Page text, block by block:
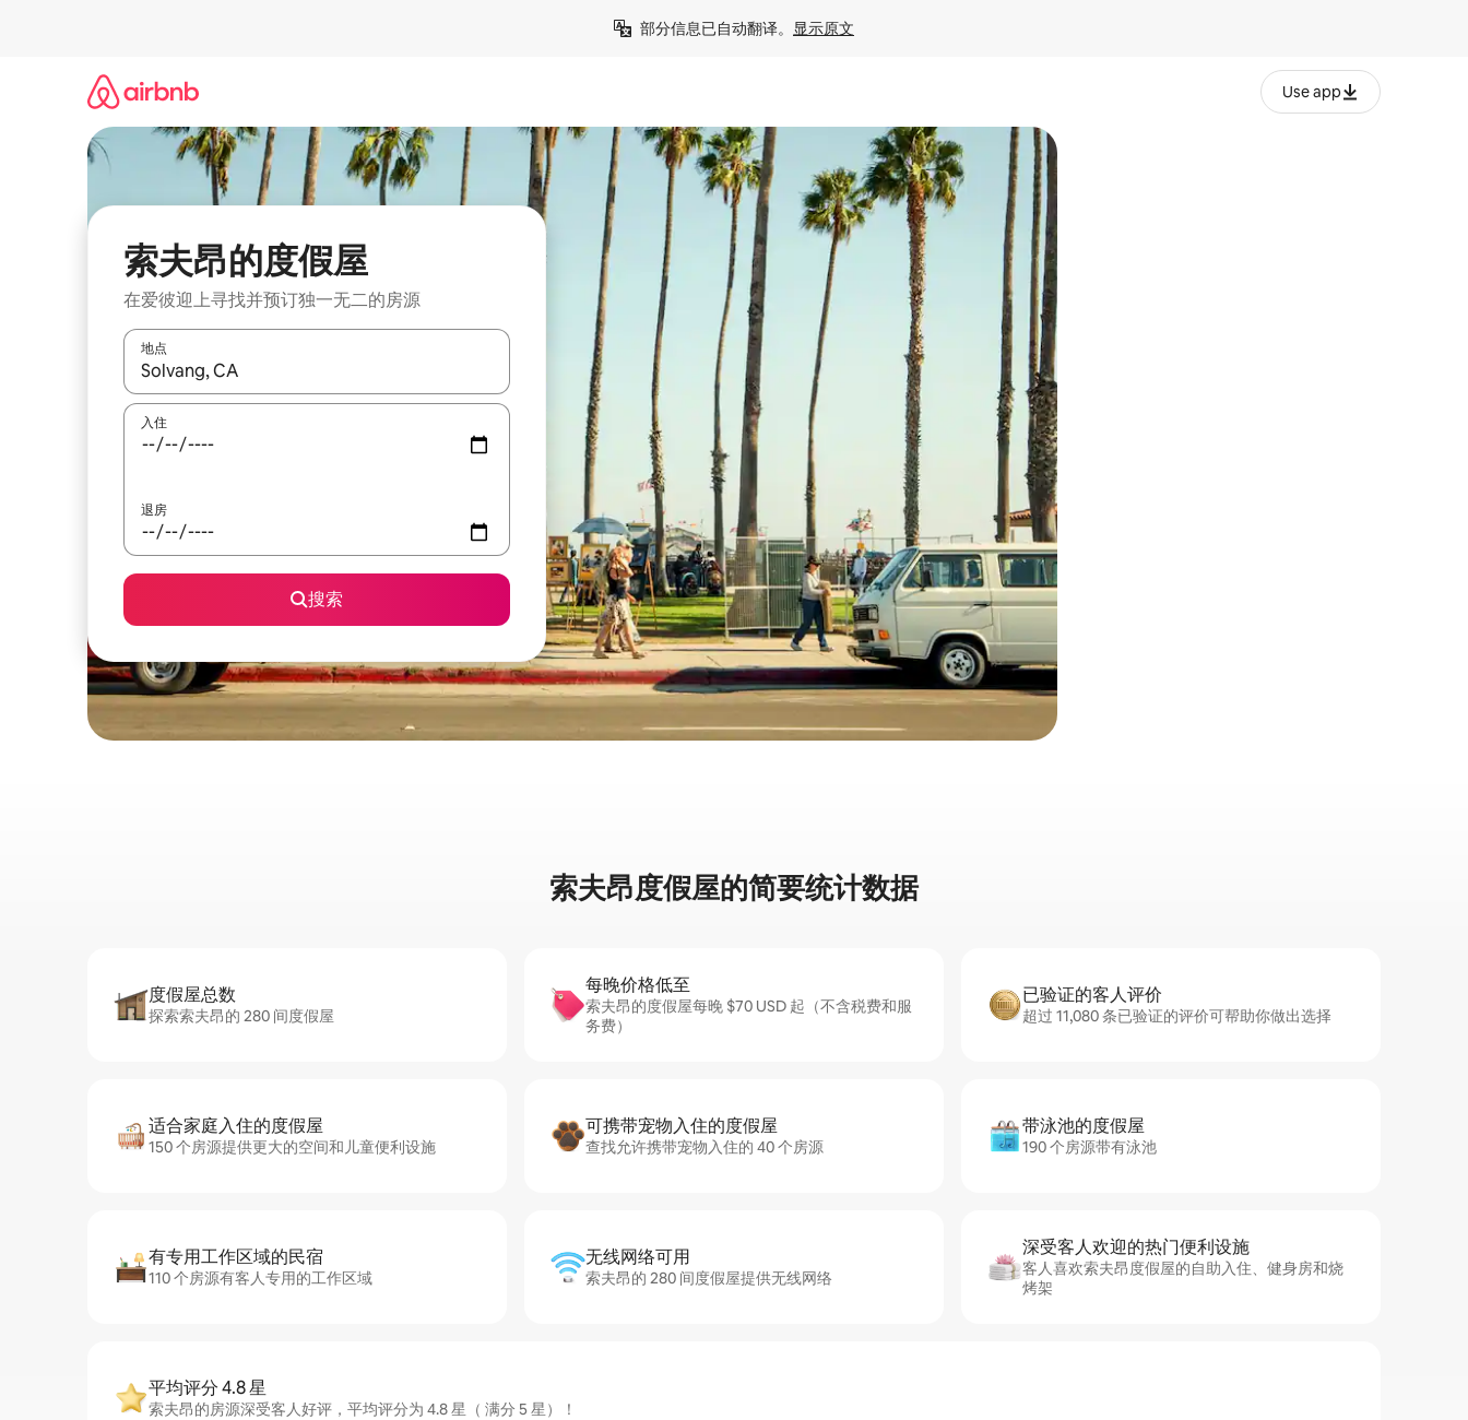
部分信息已自动翻译。 显示原文
Use app
索夫昂的度假屋
在爱彼迎上寻找并预订独一无二的房源
地点
如有搜索结果，请使用上下方向键查看，或通过点击或滑动手势浏览。
入住
退房
搜索
索夫昂度假屋的简要统计数据
度假屋总数
探索索夫昂的 280 间度假屋
每晚价格低至
索夫昂的度假屋每晚 $70 USD 起（不含税费和服
务费）
已验证的客人评价
超过 11,080 条已验证的评价可帮助你做出选择
适合家庭入住的度假屋
150 个房源提供更大的空间和儿童便利设施
可携带宠物入住的度假屋
查找允许携带宠物入住的 40 个房源
带泳池的度假屋
190 个房源带有泳池
有专用工作区域的民宿
110 个房源有客人专用的工作区域
无线网络可用
索夫昂的 280 间度假屋提供无线网络
深受客人欢迎的热门便利设施
客人喜欢索夫昂度假屋的自助入住、健身房和烧
烤架
平均评分 4.8 星
索夫昂的房源深受客人好评，平均评分为 4.8 星（ 满分 5 星）！